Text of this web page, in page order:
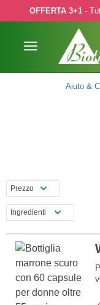
to main content
Skip to search
Skip to main
OFFERTA 3+1-
Aiuto &
Prezzo
Ingredienti